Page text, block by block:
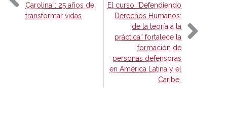
Carolina”: 25 años de
transformar vidas
El curso “Defendiendo
Derechos Humanos:
de la teoría a la
práctica” fortalece la
formación de
personas defensoras
en América Latina y el
Caribe